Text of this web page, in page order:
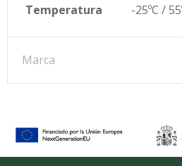
Temperatura -25ºC /
Marca